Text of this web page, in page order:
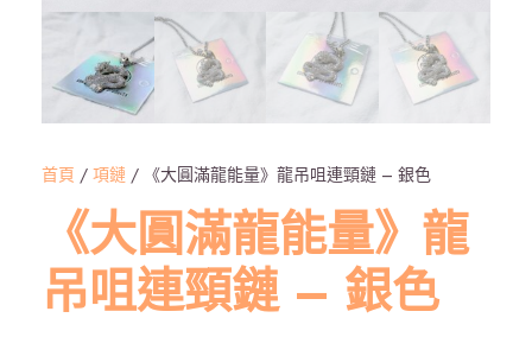
首頁 / 項鏈 / 《大圓滿龍能量》龍吊咀連頸鏈 – 銀色
《大圓滿龍能量》龍
吊咀連頸鏈 – 銀色